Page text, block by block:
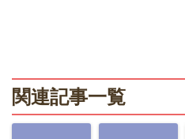
関連記事一覧